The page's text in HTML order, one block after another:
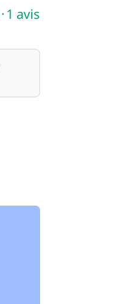
·1 avis